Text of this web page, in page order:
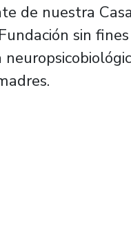
de nuestra
sin
del